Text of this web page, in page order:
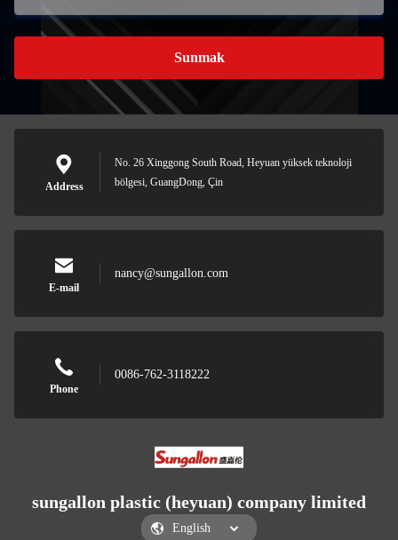
Sunmak
Address
No. 26 Xinggong South Road, Heyuan yüksek teknoloji
bölgesi, GuangDong, Çin
E-mail
nancy@sungallon.com
Phone
0086-762-3118222
sungallon plastic (heyuan) company limited